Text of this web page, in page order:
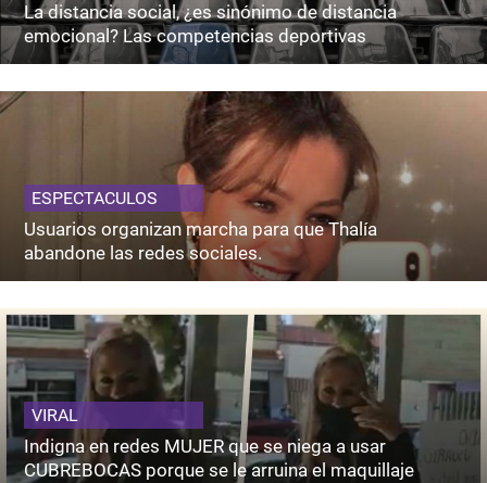
La distancia social, ¿es sinónimo de distancia
emocional? Las competencias deportivas
ESPECTACULOS
Usuarios organizan marcha para que Thalía
abandone las redes sociales.
VIRAL
Indigna en redes MUJER que se niega a usar
CUBREBOCAS porque se le arruina el maquillaje